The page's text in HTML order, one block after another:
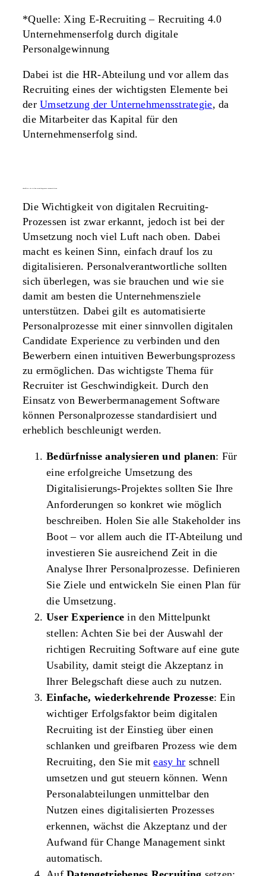
*Quelle: Xing E-Recruiting – Recruiting 4.0
Unternehmenserfolg durch digitale
Personalgewinnung
Dabei ist die HR-Abteilung und vor allem das
Recruiting eines der wichtigsten Elemente bei
derUmsetzung der Unternehmensstrategie, da
die Mitarbeiter das Kapital für den
Unternehmenserfolg sind.
Die Wichtigkeit von digitalen Recruiting-
Prozessen ist zwar erkannt, jedoch ist bei der
Umsetzung noch viel Luft nach oben. Dabei
macht es keinen Sinn, einfach drauf los zu
digitalisieren. Personalverantwortliche sollten
sich überlegen, was sie brauchen und wie sie
damit am besten die Unternehmensziele
unterstützen. Dabei gilt es automatisierte
Personalprozesse mit einer sinnvollen digitalen
Candidate Experience zu verbinden und den
Bewerbern einen intuitiven Bewerbungsprozess
zu ermöglichen. Das wichtigste Thema für
Recruiter ist Geschwindigkeit. Durch den
Einsatz von Bewerbermanagement Software
können Personalprozesse standardisiert und
erheblich beschleunigt werden.
Bedürfnisse analysieren und planen: Für
eine erfolgreiche Umsetzung des
Digitalisierungs-Projektes sollten Sie Ihre
Anforderungen so konkret wie möglich
beschreiben. Holen Sie alle Stakeholder ins
Boot – vor allem auch die IT-Abteilung und
investieren Sie ausreichend Zeit in die
Analyse Ihrer Personalprozesse. Definieren
Sie Ziele und entwickeln Sie einen Plan für
die Umsetzung.
User Experience in den Mittelpunkt
stellen: Achten Sie bei der Auswahl der
richtigen Recruiting Software auf eine gute
Usability, damit steigt die Akzeptanz in
Ihrer Belegschaft diese auch zu nutzen.
Einfache, wiederkehrende Prozesse: Ein
wichtiger Erfolgsfaktor beim digitalen
Recruiting ist der Einstieg über einen
schlanken und greifbaren Prozess wie dem
Recruiting, den Sie miteasy hr schnell
umsetzen und gut steuern können. Wenn
Personalabteilungen unmittelbar den
Nutzen eines digitalisierten Prozesses
erkennen, wächst die Akzeptanz und der
Aufwand für Change Management sinkt
automatisch.